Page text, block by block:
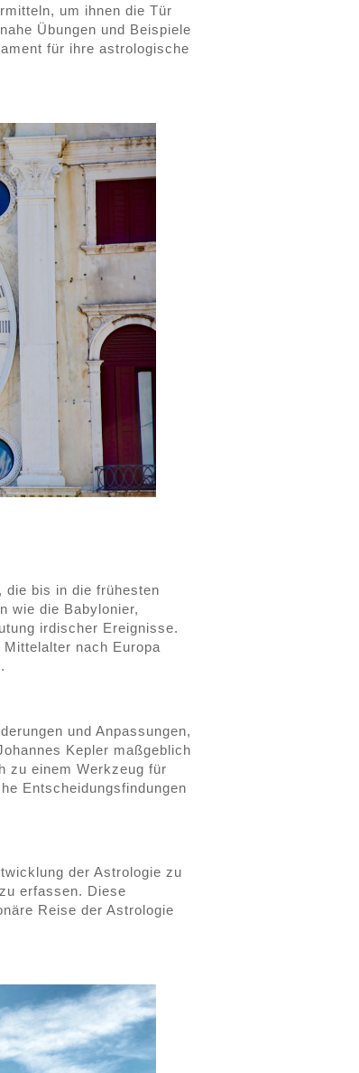
um ihnen die Tür
Übungen und Beispiele
für ihre astrologische
die bis in die frühesten
wie die Babylonier,
irdischer Ereignisse.
nach Europa
und Anpassungen,
Kepler maßgeblich
zu einem Werkzeug für
Entscheidungsfindungen
der Astrologie zu
erfassen. Diese
Reise der Astrologie